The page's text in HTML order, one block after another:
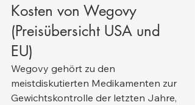
Kosten von Wegovy
(Preisübersicht USA und
EU)
Wegovy gehört zu den
meistdiskutierten Medikamenten zur
Gewichtskontrolle der letzten Jahre,